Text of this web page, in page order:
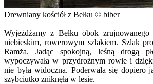
Drewniany kościół z Bełku © biber
Wyjeżdżamy z Bełku obok
niebieskim, rowerowym szlakiem. Szlak
Ramża. Jadąc spokojną, leśną drogą
wypoczywała w przydrożnym rowie i
nie była widoczna. Poderwała się
szybciutko zniknęła w lesie.